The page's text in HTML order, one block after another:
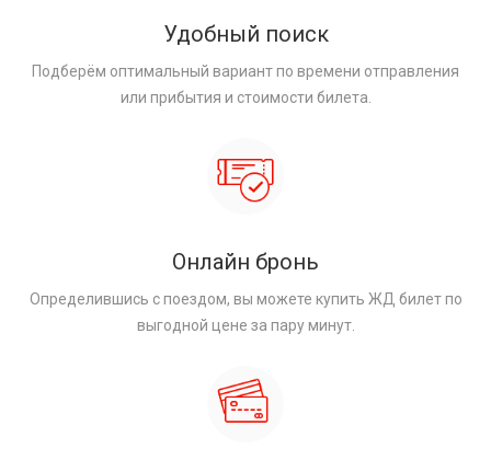
Удобный поиск
Подберём оптимальный вариант по времени отправления
или прибытия и стоимости билета.
Онлайн бронь
Определившись с поездом, вы можете купить ЖД билет по
выгодной цене за пару минут.